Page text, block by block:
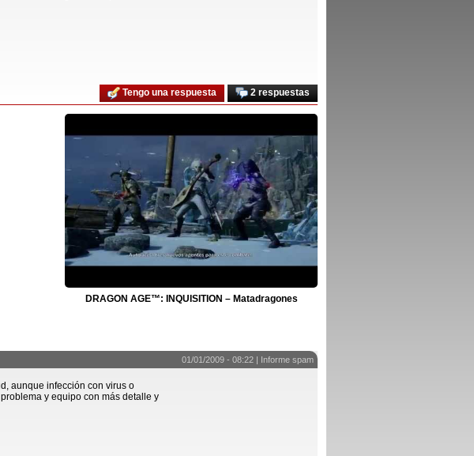
2 respuestas
Tengo una respuesta
DRAGON AGE™: INQUISITION – Matadragones
01/01/2009 - 08:22 | Informe spam
aunque infección con virus o
y equipo con más detalle y